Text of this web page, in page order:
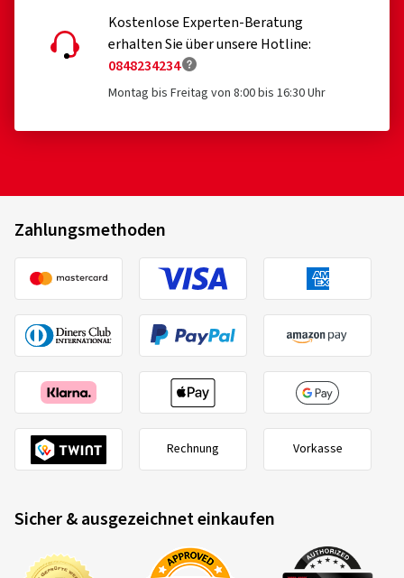
Kostenlose Experten-Beratung
erhalten Sie über unsere Hotline:
0848234234
Montag bis Freitag von 8:00 bis 16:30 Uhr
Zahlungsmethoden
Rechnung Vorkasse
Sicher & ausgezeichnet einkaufen